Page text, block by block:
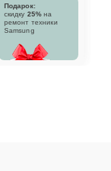
Подарок:
скидку 25% на
ремонт техники
Samsung